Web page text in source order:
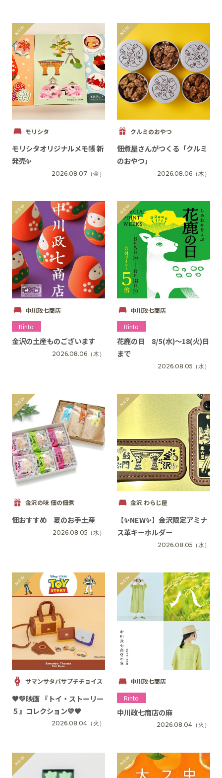
百番街くらぶ
SNS
モリシタ
モリシタオリジナルメモ帳 新
発売✨
2026.08.07 （金）
クルミのおやつ
佃煮屋さんがつくる「クルミ
のおやつ」
2026.08.06 （木）
中川政七商店
Rinto
金沢の土産ものございます
2026.08.06 （木）
中川政七商店
Rinto
花鹿の日 8/5(水)〜18(火)日
まで
2026.08.05 （水）
金沢の味 佃の佃煮
佃おすすめ 夏のお手土産
2026.08.05 （水）
金沢 わらじ屋
【✨️NEW✨️】金沢限定アミナ
ス革キーホルダー
2026.08.05 （水）
サマンサタバサプチチョイス
🤎💛映画 『トイ・ストーリー
５』コレクション💛🤎
2026.08.04 （火）
中川政七商店
Rinto
中川政七商店の麻
2026.08.04 （火）